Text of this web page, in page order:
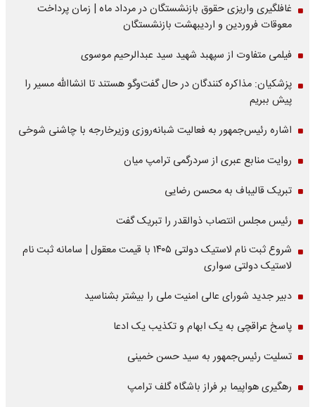
غافلگیری واریزی حقوق بازنشستگان در مرداد ماه | زمان پرداخت
معوقات فروردین و اردیبهشت بازنشستگان
فیلمی متفاوت از سپهبد شهید سید عبدالرحیم موسوی
پزشکیان: مذاکره کنندگان در حال گفت‌وگو هستند تا انشاالله مسیر را
پیش ببریم
اشاره‌ رئیس‌جمهور به فعالیت شبانه‌روزی وزیر‌خارجه با چاشنی شوخی
روایت منابع عبری از سردرگمی ترامپ میان
تبریک قالیباف به محسن رضایی
رئیس مجلس انتصاب ذوالقدر را تبریک گفت
شروع ثبت نام لاستیک دولتی ۱۴۰۵ با قیمت معقول | سامانه ثبت نام
لاستیک دولتی سواری
دبیر جدید شورای عالی امنیت ملی را بیشتر بشناسید
پاسخ عراقچی به یک ابهام و تکذیب یک ادعا
تسلیت رئیس‌جمهور به سید حسن خمینی
رهگیری هواپیما بر فراز باشگاه گلف ترامپ